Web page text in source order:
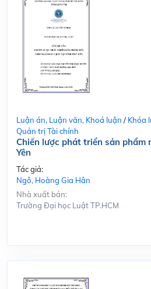
Luận án, Luận văn, Khoá luận / Khóa
Quản trị Tài chính
Chiến lược phát triển sản
Yên
Tác giả:
Ngô, Hoàng Gia Hân
Nhà xuất bản:
Trường Đại học Luật TP.HCM